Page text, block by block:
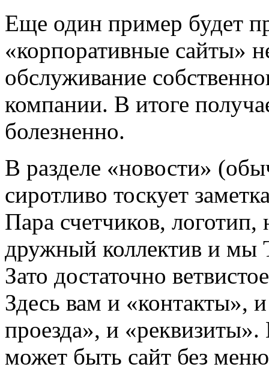
Еще один пример будет
«корпоративные сайты»
обслуживание
компании. В итоге
болезненно.
В разделе «новости»
сиротливо тоскует
Пара счетчиков, логотип,
дружный коллектив и
Зато достаточно
Здесь вам и «контакты»,
проезда», и
может быть сайт без